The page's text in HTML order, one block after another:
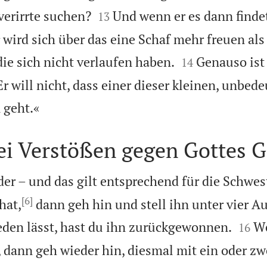
suchen?
13 Und wenn er es dann
sich über das eine Schaf mehr freuen
sich nicht verlaufen haben.
14 Genauso
will nicht, dass einer dieser kleinen,

Verstößen gegen Gottes
– und das gilt entsprechend für die
[6] dann geh hin und stell ihn unter vier
lässt, hast du ihn zurückgewonnen.
16
geh wieder hin, diesmal mit ein oder